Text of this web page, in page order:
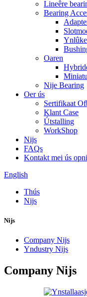
Lineêre
Bearing
Oaren
Nije Bearing
Oer ús
Sertifikaat
Klant Case
Útstalling
WorkShop
Nijs
FAQs
Kontakt mei ús
English
Thús
Nijs
Nijs
Company Nijs
Yndustry Nijs
Company Nijs